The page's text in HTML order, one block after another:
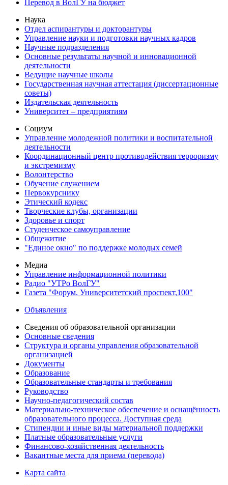
Перевод в ВолГУ на бюджет
Наука
Отдел аспирантуры и докторантуры
Управление науки и подготовки научных кадров
Научные подразделения
Основные результаты научной и инновационной
деятельности
Ведущие научные школы
Государственная научная аттестация (диссертационные
советы)
Издательская деятельность
Университет – предприятиям
Социум
Управление молодежной политики и воспитательной
деятельности
Координационный центр противодействия терроризму
и экстремизму
Волонтерство
Обучение служением
Первокурснику
Этический кодекс
Творческие клубы, организации
Здоровье и спорт
Студенческое самоуправление
Общежитие
"Единое окно" по поддержке молодых семей
Медиа
Управление информационной политики
Радио "УТРо ВолГУ"
Газета "Форум. Университетский проспект,100"
Объявления
Сведения об образовательной организации
Основные сведения
Структура и органы управления образовательной
организацией
Документы
Образование
Образовательные стандарты и требования
Руководство
Научно-педагогический состав
Материально-техническое обеспечение и оснащённость
образовательного процесса. Доступная среда
Стипендии и иные виды материальной поддержки
Платные образовательные услуги
Финансово-хозяйственная деятельность
Вакантные места для приема (перевода)
Карта сайта